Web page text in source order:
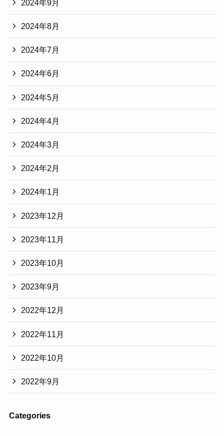
2024年9月
2024年8月
2024年7月
2024年6月
2024年5月
2024年4月
2024年3月
2024年2月
2024年1月
2023年12月
2023年11月
2023年10月
2023年9月
2022年12月
2022年11月
2022年10月
2022年9月
Categories